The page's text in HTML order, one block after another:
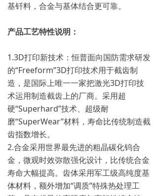
基钎料，合金与基体结合更可靠。
产品工艺特性说明：
1.3D打印新技术：恒普面向国防需求研发
的“Freeform”3D打印技术用于截齿制
造，是国际上唯一一家把激光3D打印技
术运用制造截齿上的厂商。采用超
硬“Superhard”技术、超级耐
磨“SuperWear”材料，寿命比传统制造截
齿指数增长。
2.合金采用世界最先进的粗晶碳化钨合
金，微观时效弥散强化设计，比传统合金
寿命大幅提高。齿体采用军工级高纯度基
体材料，额外增加“调质”特殊热处理工